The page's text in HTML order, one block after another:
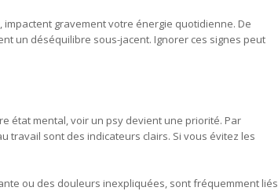
impactent gravement votre énergie quotidienne. De
un déséquilibre sous-jacent. Ignorer ces signes peut
état mental, voir un psy devient une priorité. Par
travail sont des indicateurs clairs. Si vous évitez les
ou des douleurs inexpliquées, sont fréquemment liés